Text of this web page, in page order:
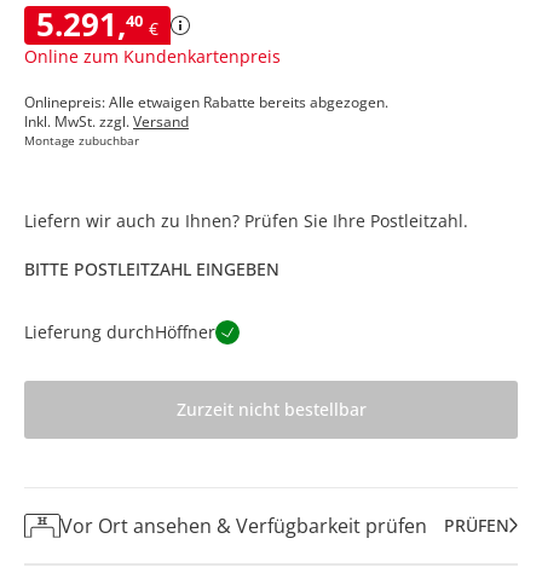
5.291,40 €
Online zum Kundenkartenpreis
Onlinepreis: Alle etwaigen Rabatte bereits abgezogen.
Inkl. MwSt. zzgl.Versand
Montage zubuchbar
Liefern wir auch zu Ihnen? Prüfen Sie Ihre Postleitzahl.
BITTE POSTLEITZAHL EINGEBEN
Lieferung durchHöffner
Zurzeit nicht bestellbar
Vor Ort ansehen & Verfügbarkeit prüfen PRÜFEN